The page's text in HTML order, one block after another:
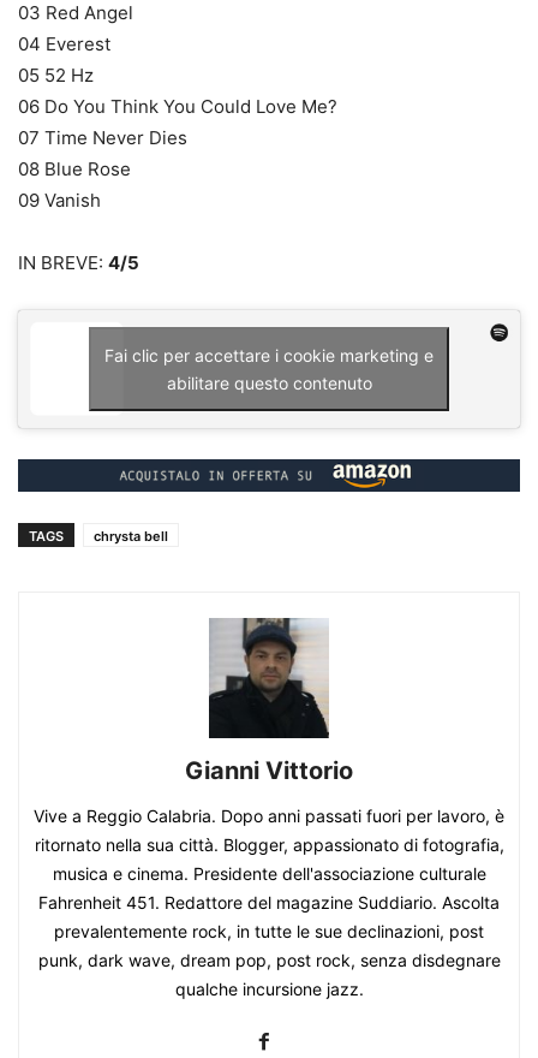
03 Red Angel
04 Everest
05 52 Hz
06 Do You Think You Could Love Me?
07 Time Never Dies
08 Blue Rose
09 Vanish
IN BREVE: 4/5
Fai clic per accettare i cookie marketing e
abilitare questo contenuto
TAGS chrysta bell
Gianni Vittorio
Vive a Reggio Calabria. Dopo anni passati fuori per lavoro, è
ritornato nella sua città. Blogger, appassionato di fotografia,
musica e cinema. Presidente dell'associazione culturale
Fahrenheit 451. Redattore del magazine Suddiario. Ascolta
prevalentemente rock, in tutte le sue declinazioni, post
punk, dark wave, dream pop, post rock, senza disdegnare
qualche incursione jazz.